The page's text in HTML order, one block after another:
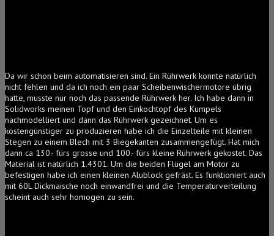
Da wir schon beim automatisieren sind. Ein Rührwerk konnte natürlich
nicht fehlen und da ich noch ein paar Scheibenwischermotore übrig
hatte, musste nur noch das passende Rührwerk her. Ich habe dann in
Solidworks meinen Topf und den Einkochtopf des Kumpels
nachmodelliert und dann das Rührwerk gezeichnet. Um es
kostengünstiger zu produzieren habe ich die Einzelteile mit kleinen
Stegen zu einem Blech mit 3 Biegekanten zusammengefügt. Hat mich
dann ca 130.- fürs grosse und 100.- fürs kleine Rührwerk gekostet. Das
Material ist natürlich 1.4301. Um die beiden Flügel am Motor zu
befestigen habe ich einen kleinen Alublock gefräst. Es funktioniert auch
mit 60L Dickmaische noch einwandfrei und die Temperaturverteilung
scheint auch sehr homogen zu sein.